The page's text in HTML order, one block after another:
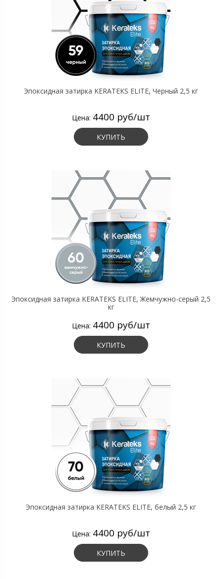
Эпоксидная затирка KERATEKS ELITE, Черный 2,5 кг
Цена: 4400 руб/шт
КУПИТЬ
Эпоксидная затирка KERATEKS ELITE, Жемчужно-серый 2,5
кг
Цена: 4400 руб/шт
КУПИТЬ
Эпоксидная затирка KERATEKS ELITE, белый 2,5 кг
Цена: 4400 руб/шт
КУПИТЬ